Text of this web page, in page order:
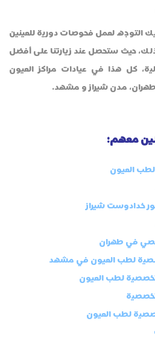
التوجه لعمل فحوصات دورية للعينين
حيث ستحصل عند زيارتنا على أفضل
كل هذا في عيادات مراكز العيون
مدن شيراز و مشهد.
معهم:
العيون
خدادوست شيراز
في طهران
لطب العيون في مشهد
لطب العيون
لطب العيون